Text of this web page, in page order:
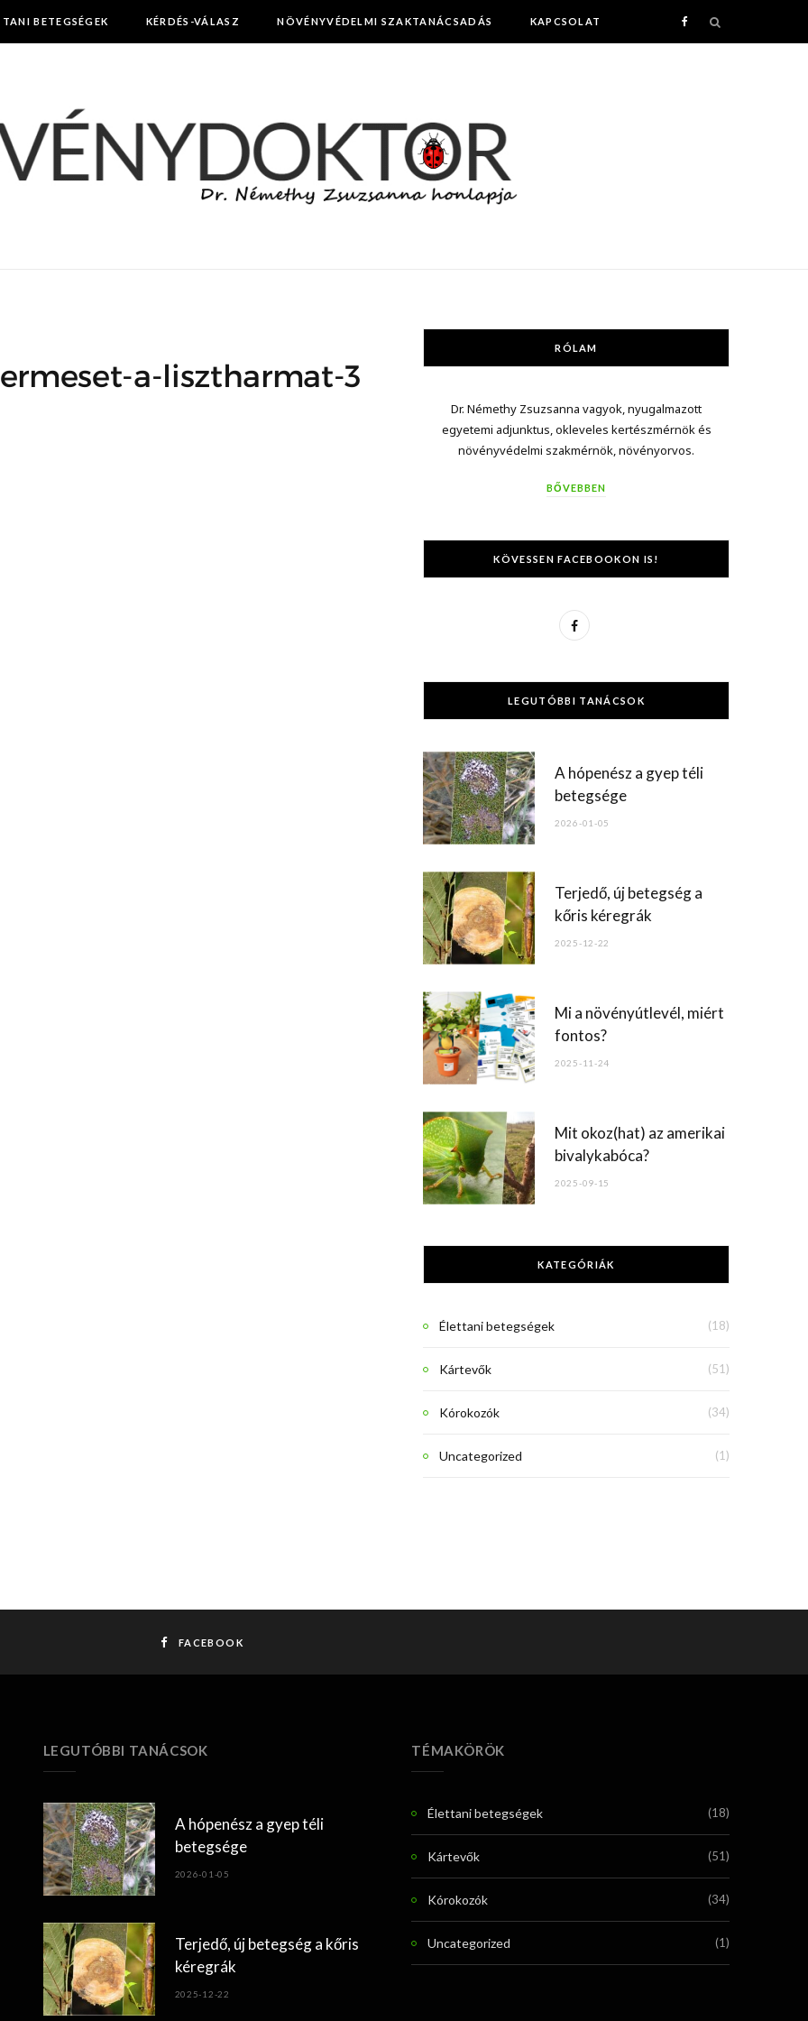
BETEGSÉGEK KÉRDÉS-VÁLASZ NÖVÉNYVÉDELMI SZAKTANÁCSADÁS KAPCSOLAT
a-lisztharmat-3
RÓLAM
Dr. Némethy Zsuzsanna vagyok, nyugalmazott
egyetemi adjunktus, okleveles kertészmérnök és
növényvédelmi szakmérnök, növényorvos.
BŐVEBBEN
KÖVESSEN FACEBOOKON IS!
F
c
e
o
LEGUTÓBBI TANÁCSOK
A hópenész a gyep téli
betegsége
2026-01-05
Terjedő, új betegség a
kőris kéregrák
2025-12-22
Mi a növényútlevél, miért
fontos?
2025-11-24
Mit okoz(hat) az amerikai
bivalykabóca?
2025-09-15
KATEGÓRIÁK
Élettani betegségek (18)
Kártevők (51)
Kórokozók (34)
Uncategorized (1)
FACEBOOK
LEGUTÓBBI TANÁCSOK
A hópenész a gyep téli
betegsége
2026-01-05
Terjedő, új betegség a kőris
kéregrák
2025-12-22
TÉMAKÖRÖK
Élettani betegségek (18)
Kártevők (51)
Kórokozók (34)
Uncategorized (1)